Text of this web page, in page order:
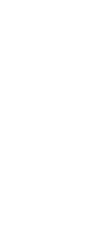
Las
una
Alta
de